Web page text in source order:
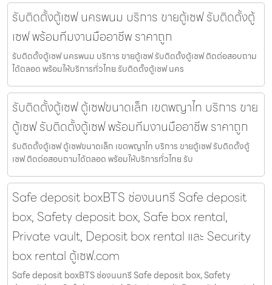
รับติดตั้งตู้เซฟ นครพนม บริการ ขายตู้เซฟ รับติดตั้งตู้
เซฟ พร้อมทีมงานมืออาชีพ ราคาถูก
รับติดตั้งตู้เซฟ นครพนม บริการ ขายตู้เซฟ รับติดตั้งตู้เซฟ ติดต่อสอบถาม
ได้ตลอด พร้อมให้บริการทั่วไทย รับติดตั้งตู้เซฟ นคร
รับติดตั้งตู้เซฟ ตู้เซฟขนาดเล็ก เขตพญาไท บริการ ขาย
ตู้เซฟ รับติดตั้งตู้เซฟ พร้อมทีมงานมืออาชีพ ราคาถูก
รับติดตั้งตู้เซฟ ตู้เซฟขนาดเล็ก เขตพญาไท บริการ ขายตู้เซฟ รับติดตั้งตู้
เซฟ ติดต่อสอบถามได้ตลอด พร้อมให้บริการทั่วไทย รับ
Safe deposit boxBTS ช่องนนทรี Safe deposit
box, Safety deposit box, Safe box rental,
Private vault, Deposit box rental และ Security
box rental ตู้เซฟ.com
Safe deposit boxBTS ช่องนนทรี Safe deposit box, Safety